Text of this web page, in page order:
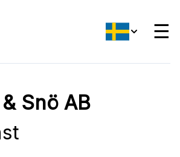
☰
Snö AB